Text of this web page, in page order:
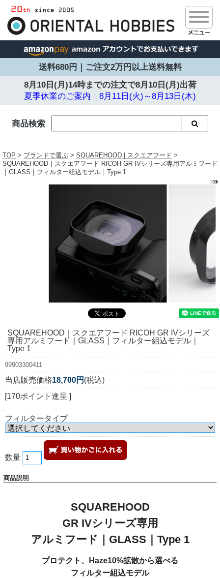
送料680円｜ご注文2万円以上送料無料
8月10日(月)14時までの注文で8月10日(月)出荷
夏季休業のご案内｜8月11日(火)～8月13日(木)
商品検索
TOP > ブランドで選ぶ > SQUAREHOOD | スクエアフード >
SQUAREHOOD｜スクエアフード RICOH GR IVシリーズ専用アルミフード
｜GLASS｜フィルター組込モデル｜Type 1
SQUAREHOOD｜スクエアフード RICOH GR IVシリーズ
専用アルミフード｜GLASS｜フィルター組込モデル｜
Type 1
99903300411
当店販売価格18,700円 (税込)
[170ポイント進呈 ]
フィルタータイプ
数量
商品説明
SQUAREHOOD
GR IVシリーズ専用
アルミフード ｜GLASS｜Type 1
プロテクト、Haze10%拡散から選べる
フィルター組込モデル